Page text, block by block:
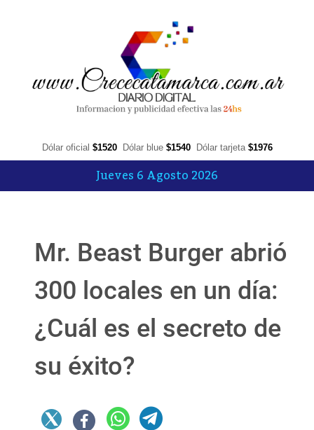
Dólar oficial $1520 Dólar blue $1540 Dólar tarjeta $1976
Jueves 6 Agosto 2026
Mr. Beast Burger abrió
300 locales en un día:
¿Cuál es el secreto de
su éxito?